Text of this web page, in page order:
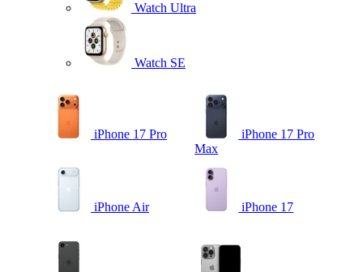
Watch Ultra
Watch SE
iPhone 17 Pro
iPhone 17 Pro
Max
iPhone Air iPhone 17